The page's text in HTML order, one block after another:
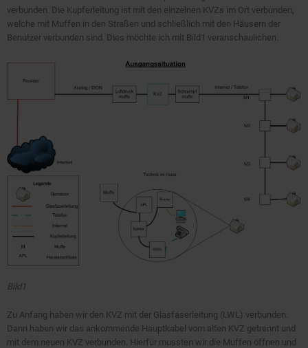
verbunden. Die Kupferleitung ist mit den einzelnen KVZs im Ort verbunden,
welche mit Muffen in den Straßen und schließlich mit den Häusern der
Benutzer verbunden sind. Dies möchte ich mit Bild1 veranschaulichen.
Bild1
Zu Anfang haben wir den KVZ mit der Glasfaserleitung (LWL) verbunden.
Dann haben wir das ankommende Hauptkabel vom alten KVZ getrennt und
mit dem neuen KVZ verbunden. Hierfür mussten wir die Muffen öffnen und